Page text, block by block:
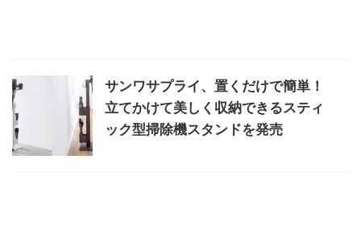
サンワサプライ、置くだけで簡単！
立てかけて美しく収納できるスティ
ック型掃除機スタンドを発売